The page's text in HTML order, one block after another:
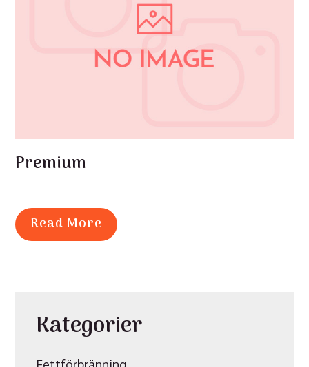
Premium
Read More
Kategorier